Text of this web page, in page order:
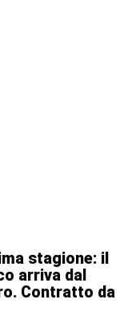
stagione: il
arriva dal
Contratto da